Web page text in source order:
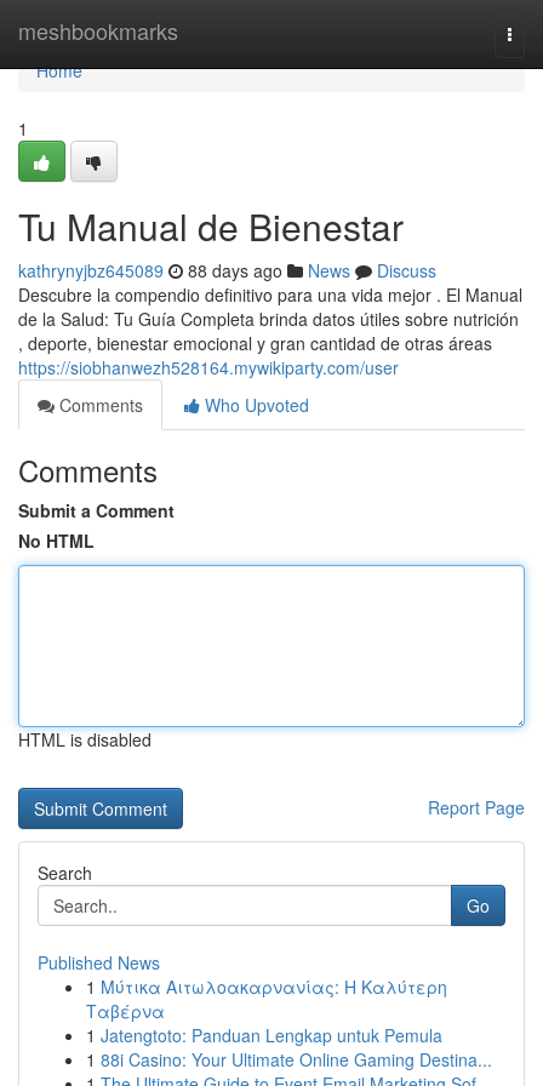
meshbookmarks
Home
Home
1
Tu Manual de Bienestar
kathrynyjbz645089 88 days ago News
Discuss
Descubre la compendio definitivo para una vida mejor . El Manual
de la Salud: Tu Guía Completa brinda datos útiles sobre nutrición
, deporte, bienestar emocional y gran cantidad de otras áreas
https://siobhanwezh528164.mywikiparty.com/user
Comments
Who Upvoted
Comments
Submit a Comment
No HTML
HTML is disabled
Report Page
Search
Go
Published News
1 Μύτικα Αιτωλοακαρνανίας: Η Καλύτερη
Ταβέρνα
1 Jatengtoto: Panduan Lengkap untuk Pemula
1 88i Casino: Your Ultimate Online Gaming Destina...